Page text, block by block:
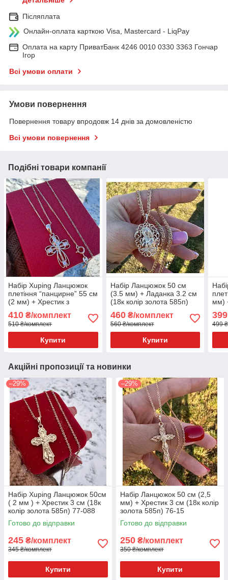
Післяплата
Онлайн-оплата карткою Visa, Mastercard - LiqPay
Оплата на карту ПриватБанк 4246 0010 0330 3363 Гончар
Ігор
Всі умови оплати
Умови повернення
Повернення товару впродовж 14 днів за домовленістю
Всі умови повернення
Подібні товари компанії
Набір Xuping Ланцюжок
плетіння “панцирне” 55 см
(2 мм) + Хрестик з
золота 585п) 82-060
410 ₴/комплект
510 ₴/комплект
Купити
Набір Ланцюжок 50 см
(3.5 мм) + Ладанка 3.2 см
(18к колір золота 585п)
460₴/комплект
560 ₴/комплект
Купити
мм)
(18
399
499
Акційні пропозиції та новинки
–29%
Набір Xuping Ланцюжок 50см
( 2 мм ) + Хрестик 3 см (18к
колір золота 585п) 77-088
Готово до відправки
245 ₴/комплект
345 ₴/комплект
Купити
–29%
Набір Ланцюжок 50 см (2,5
мм) + Хрестик 3 см (18к колір
золота 585п) 76-15
Готово до відправки
250 ₴/комплект
350 ₴/комплект
Купити